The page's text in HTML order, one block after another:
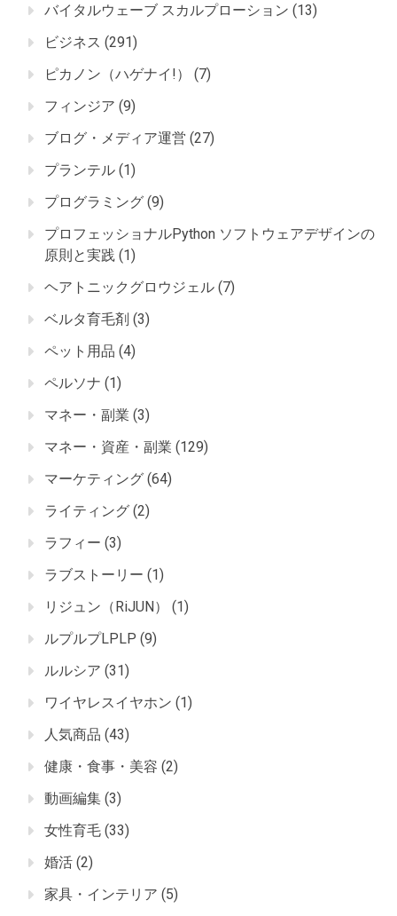
バイタルウェーブ スカルプローション (13)
ビジネス (291)
ピカノン（ハゲナイ!）
(7)
フィンジア (9)
ブログ・メディア運営 (27)
プランテル (1)
プログラミング (9)
プロフェッショナルPython ソフトウェアデザインの
原則と実践 (1)
ヘアトニックグロウジェル (7)
ベルタ育毛剤 (3)
ペット用品 (4)
ペルソナ (1)
マネー・副業 (3)
マネー・資産・副業 (129)
マーケティング (64)
ライティング (2)
ラフィー (3)
ラブストーリー (1)
リジュン（RiJUN）
(1)
ルプルプLPLP (9)
ルルシア (31)
ワイヤレスイヤホン (1)
人気商品 (43)
健康・食事・美容 (2)
動画編集 (3)
女性育毛 (33)
婚活 (2)
家具・インテリア (5)